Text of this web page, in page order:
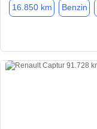
16.850 km Benzin